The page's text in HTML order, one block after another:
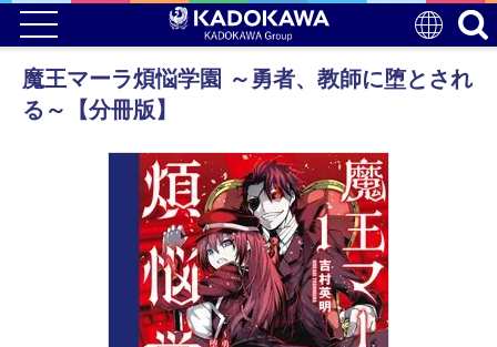
魔王マーラ煩悩学園 ～勇者、教師に堕とされ
る～【分冊版】